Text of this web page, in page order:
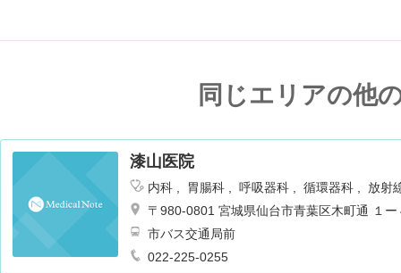
同じエリアの他
漆山医院
内科 胃腸科 呼吸器科 循環器科
放射
〒980-0801 宮城県仙台市青葉区木町通 １ー
市バス交通局前
022-225-0255